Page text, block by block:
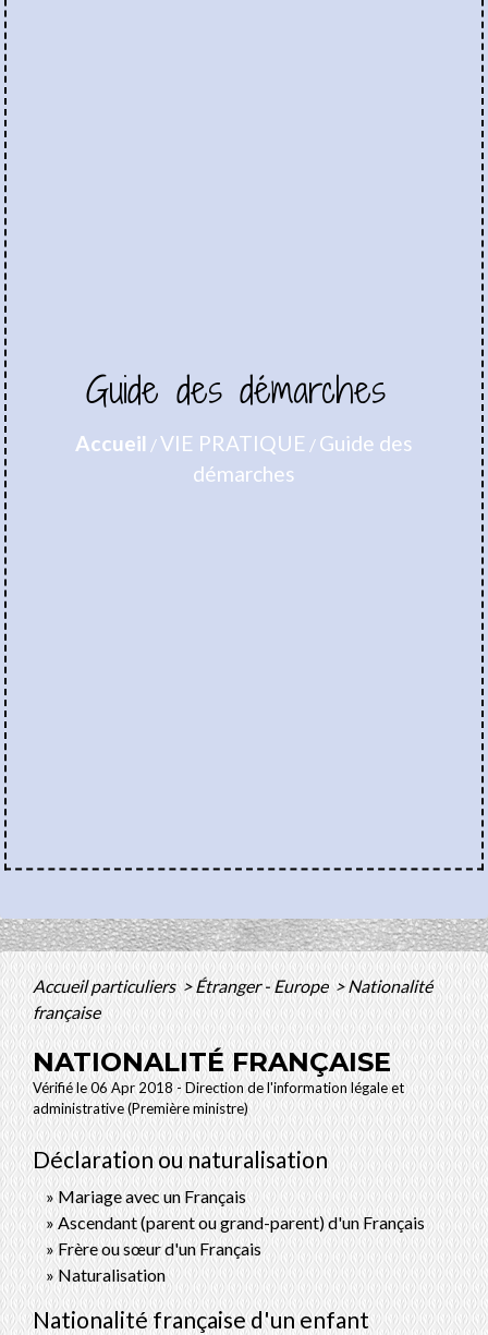
Guide des démarches
Accueil /VIE PRATIQUE / Guide des
démarches
Accueil particuliers >Étranger - Europe > Nationalité
française
NATIONALITÉ FRANÇAISE
Vérifié le 06 Apr 2018 - Direction de l'information légale et
administrative (Première ministre)
Déclaration ou naturalisation
Mariage avec un Français
Ascendant (parent ou grand-parent) d'un Français
Frère ou sœur d'un Français
Naturalisation
Nationalité française d'un enfant